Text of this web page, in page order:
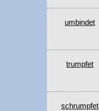
umbindet
trumpfet
schrumpfet